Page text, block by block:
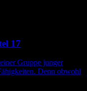
17
Gruppe junger
Denn obwohl